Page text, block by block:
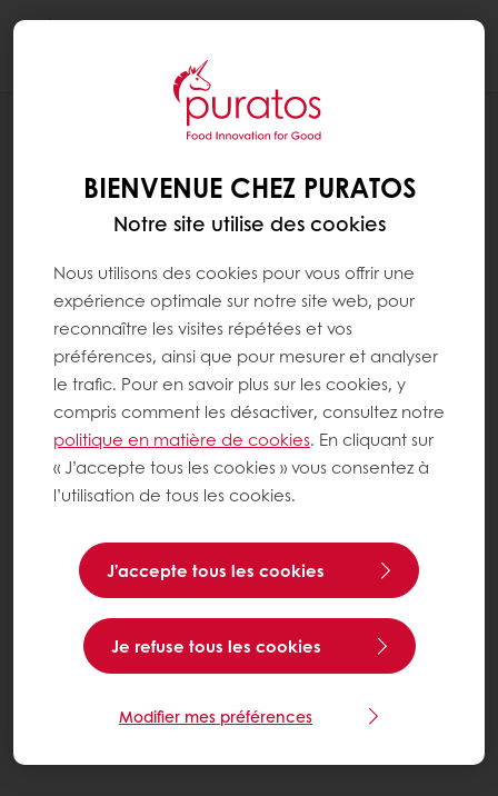
PASSIONBIENVENUE CHEZ PURATOS
Notre site utilise des cookies
Nous utilisons des cookies pour vous offrir une
expérience optimale sur notre site web, pour
reconnaître les visites répétées et vos
préférences, ainsi que pour mesurer et analyser
le trafic. Pour en savoir plus sur les cookies, y
compris comment les désactiver, consultez notre
politique en matière de cookies. En cliquant sur
« J’accepte tous les cookies » vous consentez à
l’utilisation de tous les cookies.
J’accepte tous les cookies
Je refuse tous les cookies
Modifier mes préférences